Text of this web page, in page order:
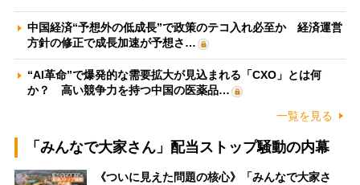
中国経済“予想外の低成長”で政策のテコ入れ必至か 経済運営
方針の修正で成長加速が予想さ…
“AI革命”で爆発的な需要拡大が見込まれる「CXO」とは何
か？ 高い競争力を持つ中国の医薬品…
一覧を見る
「みんなで大家さん」配当ストップ騒動の内幕
《ついに見えた問題の核心》「みんなで大家さ